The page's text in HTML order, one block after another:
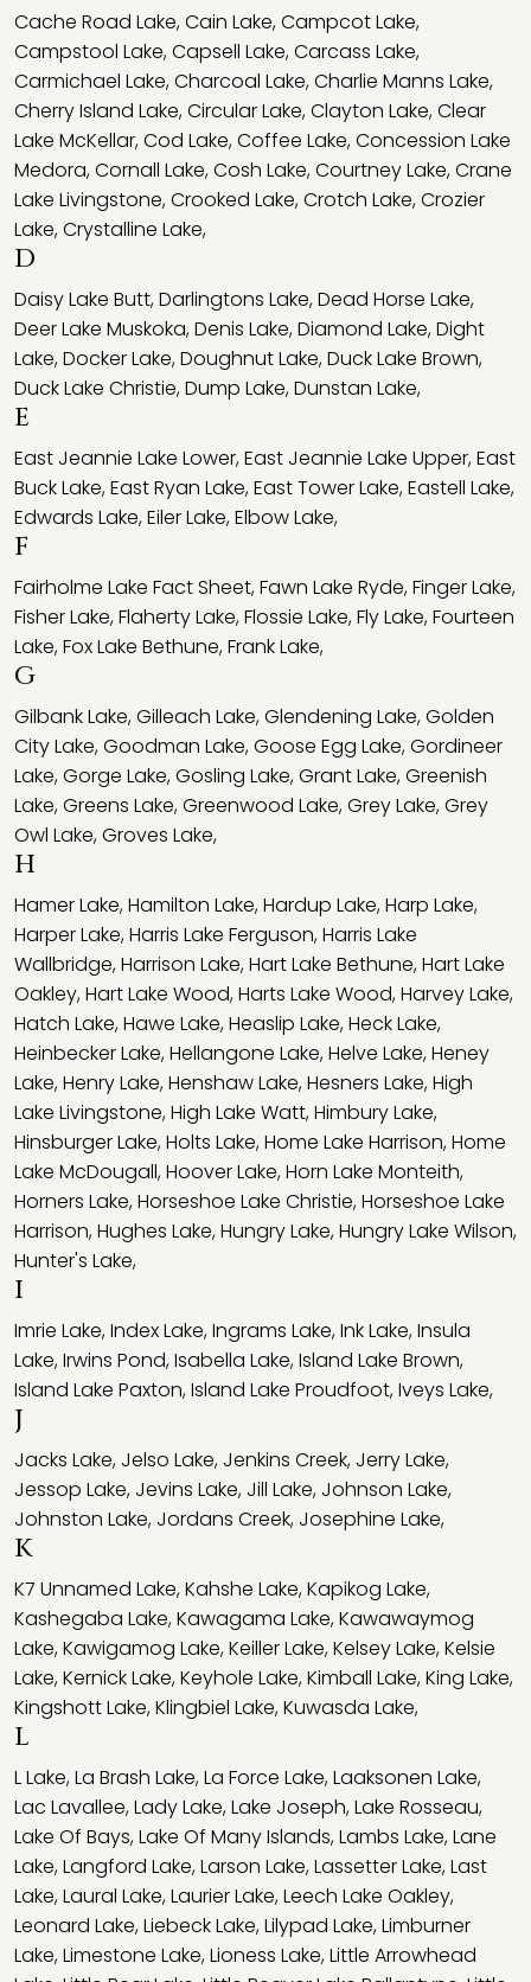
Cache Road Lake,Cain Lake,Campcot Lake,
Campstool Lake,Capsell Lake,Carcass Lake,
Carmichael Lake,Charcoal Lake,Charlie Manns Lake,
Cherry Island Lake,Circular Lake,Clayton Lake,Clear
Lake McKellar,Cod Lake,Coffee Lake,Concession Lake
Medora,Cornall Lake,Cosh Lake,Courtney Lake,Crane
Lake Livingstone,Crooked Lake,Crotch Lake,Crozier
Lake,Crystalline Lake,
D
Daisy Lake Butt,Darlingtons Lake,Dead Horse Lake,
Deer Lake Muskoka,Denis Lake,Diamond Lake,Dight
Lake,Docker Lake,Doughnut Lake,Duck Lake Brown,
Duck Lake Christie,Dump Lake,Dunstan Lake,
E
East Jeannie Lake Lower,East Jeannie Lake Upper,East
Buck Lake,East Ryan Lake,East Tower Lake,Eastell Lake,
Edwards Lake,Eiler Lake,Elbow Lake,
F
Fairholme Lake Fact Sheet,Fawn Lake Ryde,Finger Lake,
Fisher Lake,Flaherty Lake,Flossie Lake,Fly Lake,Fourteen
Lake,Fox Lake Bethune,Frank Lake,
G
Gilbank Lake,Gilleach Lake,Glendening Lake,Golden
City Lake,Goodman Lake,Goose Egg Lake,Gordineer
Lake,Gorge Lake,Gosling Lake,Grant Lake,Greenish
Lake,Greens Lake,Greenwood Lake,Grey Lake,Grey
Owl Lake,Groves Lake,
H
Hamer Lake,Hamilton Lake,Hardup Lake,Harp Lake,
Harper Lake,Harris Lake Ferguson,Harris Lake
Wallbridge,Harrison Lake,Hart Lake Bethune,Hart Lake
Oakley,Hart Lake Wood,Harts Lake Wood,Harvey Lake,
Hatch Lake,Hawe Lake,Heaslip Lake,Heck Lake,
Heinbecker Lake,Hellangone Lake,Helve Lake,Heney
Lake,Henry Lake,Henshaw Lake,Hesners Lake,High
Lake Livingstone,High Lake Watt,Himbury Lake,
Hinsburger Lake,Holts Lake,Home Lake Harrison,Home
Lake McDougall,Hoover Lake,Horn Lake Monteith,
Horners Lake,Horseshoe Lake Christie,Horseshoe Lake
Harrison,Hughes Lake,Hungry Lake,Hungry Lake Wilson,
Hunter's Lake,
I
Imrie Lake,Index Lake,Ingrams Lake,Ink Lake,Insula
Lake,Irwins Pond,Isabella Lake,Island Lake Brown,
Island Lake Paxton,Island Lake Proudfoot,Iveys Lake,
J
Jacks Lake, Jelso Lake, Jenkins Creek, Jerry Lake,
Jessop Lake, Jevins Lake, Jill Lake, Johnson Lake,
Johnston Lake, Jordans Creek, Josephine Lake,
K
K7 Unnamed Lake,Kahshe Lake,Kapikog Lake,
Kashegaba Lake,Kawagama Lake,Kawawaymog
Lake,Kawigamog Lake,Keiller Lake,Kelsey Lake,Kelsie
Lake,Kernick Lake,Keyhole Lake,Kimball Lake,King Lake,
Kingshott Lake,Klingbiel Lake,Kuwasda Lake,
L
L Lake,La Brash Lake,La Force Lake,Laaksonen Lake,
Lac Lavallee,Lady Lake,Lake Joseph,Lake Rosseau,
Lake Of Bays,Lake Of Many Islands,Lambs Lake,Lane
Lake,Langford Lake,Larson Lake,Lassetter Lake,Last
Lake,Laural Lake,Laurier Lake,Leech Lake Oakley,
Leonard Lake,Liebeck Lake,Lilypad Lake,Limburner
Lake,Limestone Lake,Lioness Lake,Little Arrowhead